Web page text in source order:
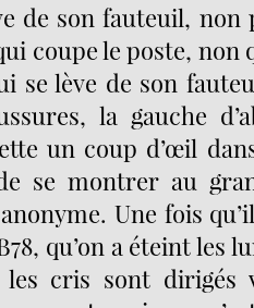
de son fauteuil, non
coupe le poste, non
se lève de son
la gauche
un coup d’œil
se montrer au
Une fois
qu’on a éteint les
cris sont dirigés